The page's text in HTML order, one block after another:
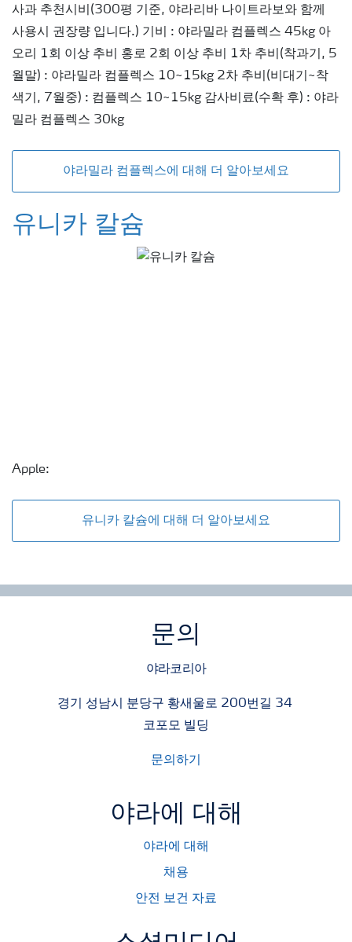
사과 추천시비(300평 기준, 야라리바 나이트라보와 함께
사용시 권장량 입니다.) 기비 : 야라밀라 컴플렉스 45kg 아
오리 1회 이상 추비 홍로 2회 이상 추비 1차 추비(착과기, 5
월말) : 야라밀라 컴플렉스 10~15kg 2차 추비(비대기~착
색기, 7월중) : 컴플렉스 10~15kg 감사비료(수확 후) : 야라
밀라 컴플렉스 30kg
야라밀라 컴플렉스에 대해 더 알아보세요
유니카 칼슘
Apple:
유니카 칼슘에 대해 더 알아보세요
문의
야라코리아
경기 성남시 분당구 황새울로 200번길 34
코포모 빌딩
문의하기
야라에 대해
야라에 대해
채용
안전 보건 자료